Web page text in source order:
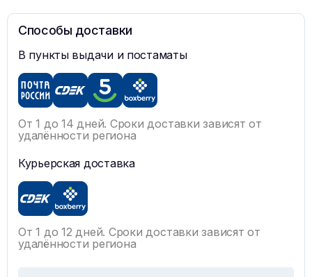
Способы доставки
В пункты выдачи и постаматы
От 1 до 14 дней. Сроки доставки зависят от
удалённости региона
Курьерская доставка
От 1 до 12 дней. Сроки доставки зависят от
удалённости региона